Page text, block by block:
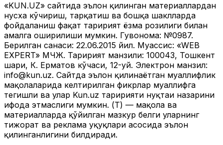
«KUN.UZ» сайтида эълон қилинган материаллардан
нусха кўчириш, тарқатиш ва бошқа шаклларда
фойдаланиш фақат таҳририят ёзма розилиги билан
амалга оширилиши мумкин. Гувоҳнома: №0987.
Берилган санаси: 22.06.2015 йил. Муассис: «WEB
EXPERT» МЧЖ. Таҳририят манзили: 100043, Тошкент
шаҳри, К. Ерматов кўчаси, 12-уй. Электрон манзил:
info@kun.uz. Сайтда эълон қилинаётган муаллифлик
мақолаларида келтирилган фикрлар муаллифга
тегишли ва улар Kun.uz таҳририяти нуқтаи назарини
ифода этмаслиги мумкин. (Т) — мақола ва
материалларда қўйилган мазкур белги уларнинг
тижорат ва реклама ҳуқуқлари асосида эълон
қилинганлигини билдиради.